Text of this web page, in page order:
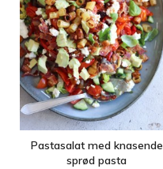
Pastasalat med knasende
sprød pasta